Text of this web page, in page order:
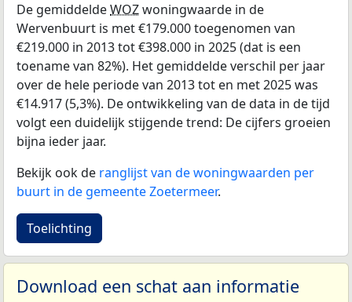
De gemiddeldeWOZwoningwaarde in de
Wervenbuurt is met €179.000 toegenomen van
€219.000 in 2013 tot €398.000 in 2025 (dat is een
toename van 82%). Het gemiddelde verschil per jaar
over de hele periode van 2013 tot en met 2025 was
€14.917 (5,3%). De ontwikkeling van de data in de tijd
volgt een duidelijk stijgende trend: De cijfers groeien
bijna ieder jaar.
Bekijk ook de ranglijst van de woningwaarden per
buurt in de gemeente Zoetermeer.
Toelichting
Download een schat aan informatie